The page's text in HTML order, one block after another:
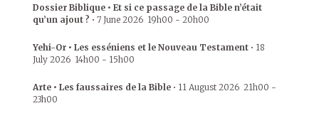
Dossier Biblique • Et si ce passage de la Bible n’était
qu’un ajout ? • 7 June 2026 19h00 - 20h00
Yehi-Or • Les esséniens et le Nouveau Testament • 18
July 2026 14h00 - 15h00
Arte • Les faussaires de la Bible • 11 August 2026 21h00 -
23h00